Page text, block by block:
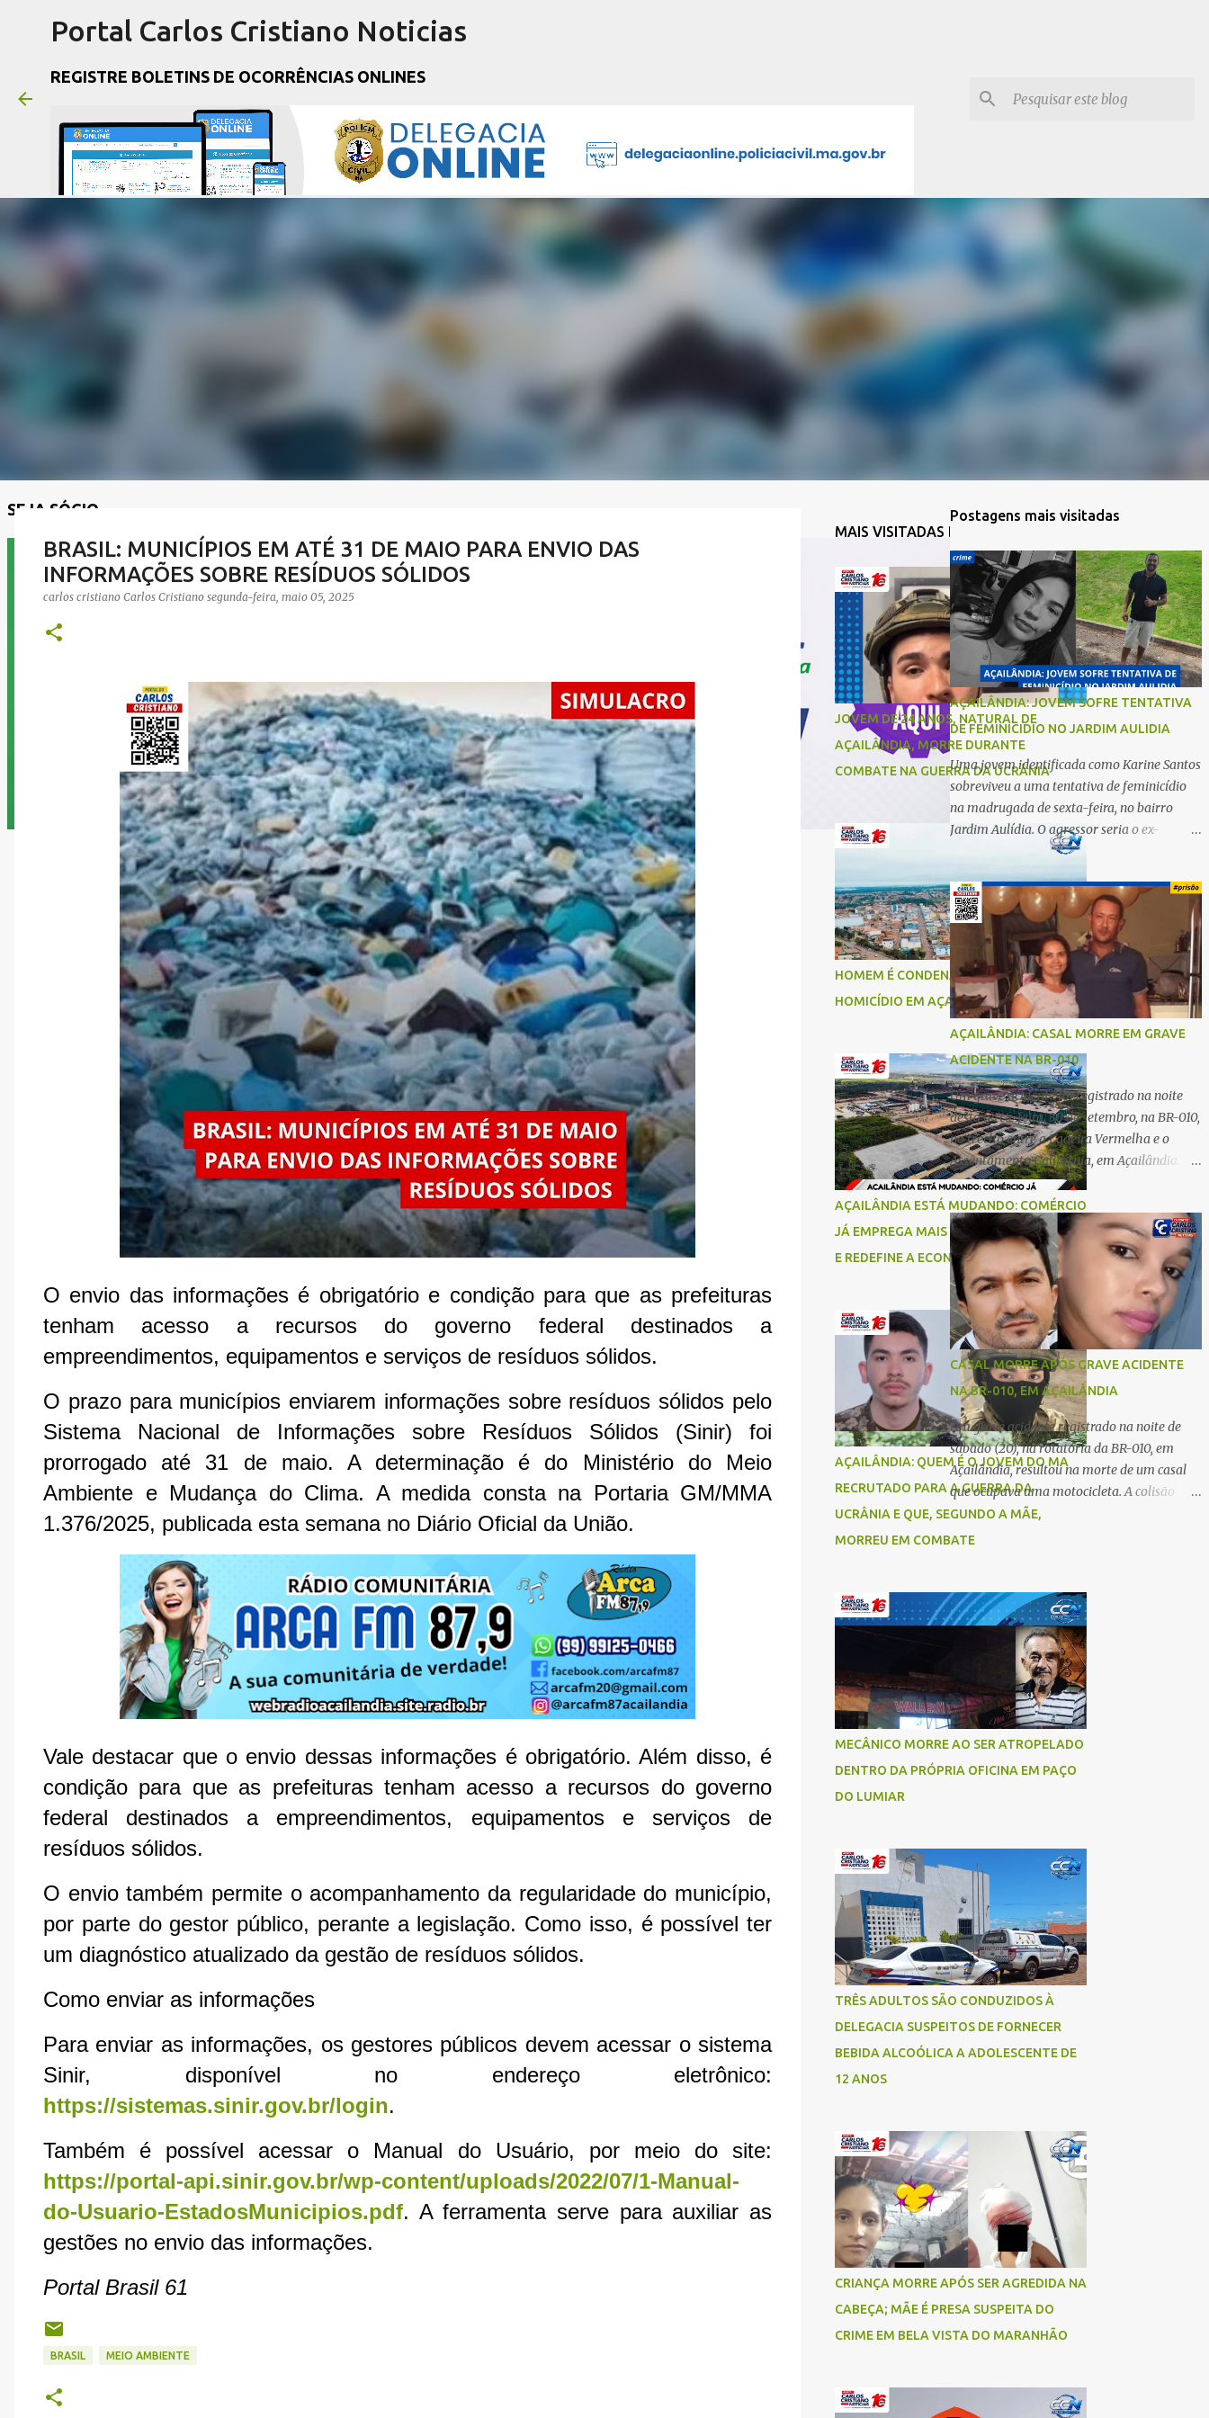
Portal Carlos Cristiano Noticias
REGISTRE BOLETINS DE OCORRÊNCIAS ONLINES
SEJA SÓCIO
BRASIL: MUNICÍPIOS EM ATÉ 31 DE MAIO PARA ENVIO DAS
INFORMAÇÕES SOBRE RESÍDUOS SÓLIDOS
carlos cristiano Carlos Cristiano segunda-feira, maio 05, 2025
O envio das informações é obrigatório e condição para que as prefeituras
tenham acesso a recursos do governo federal destinados a
empreendimentos, equipamentos e serviços de resíduos sólidos.
O prazo para municípios enviarem informações sobre resíduos sólidos pelo
Sistema Nacional de Informações sobre Resíduos Sólidos (Sinir) foi
prorrogado até 31 de maio. A determinação é do Ministério do Meio
Ambiente e Mudança do Clima. A medida consta na Portaria GM/MMA
1.376/2025, publicada esta semana no Diário Oficial da União.
Vale destacar que o envio dessas informações é obrigatório. Além disso, é
condição para que as prefeituras tenham acesso a recursos do governo
federal destinados a empreendimentos, equipamentos e serviços de
resíduos sólidos.
O envio também permite o acompanhamento da regularidade do município,
por parte do gestor público, perante a legislação. Como isso, é possível ter
um diagnóstico atualizado da gestão de resíduos sólidos.
Como enviar as informações
Para enviar as informações, os gestores públicos devem acessar o sistema
Sinir, disponível no endereço eletrônico:
https://sistemas.sinir.gov.br/login.
Também é possível acessar o Manual do Usuário, por meio do site:
https://portal-api.sinir.gov.br/wp-content/uploads/2022/07/1-Manual-
do-Usuario-EstadosMunicipios.pdf. A ferramenta serve para auxiliar as
gestões no envio das informações.
Portal Brasil 61
BRASIL MEIO AMBIENTE
MAIS VISITADAS DA SEMANA
JOVEM DE 24 ANOS, NATURAL DE
AÇAILÂNDIA, MORRE DURANTE
COMBATE NA GUERRA DA UCRÂNIA
HOMEM É CONDENADO A 18 ANOS POR
HOMICÍDIO EM AÇAILÂNDIA
AÇAILÂNDIA ESTÁ MUDANDO: COMÉRCIO
JÁ EMPREGA MAIS DO QUE A INDÚSTRIA
E REDEFINE A ECONOMIA DO MUNICÍPIO
AÇAILÂNDIA: QUEM É O JOVEM DO MA
RECRUTADO PARA A GUERRA DA
UCRÂNIA E QUE, SEGUNDO A MÃE,
MORREU EM COMBATE
MECÂNICO MORRE AO SER ATROPELADO
DENTRO DA PRÓPRIA OFICINA EM PAÇO
DO LUMIAR
TRÊS ADULTOS SÃO CONDUZIDOS À
DELEGACIA SUSPEITOS DE FORNECER
BEBIDA ALCOÓLICA A ADOLESCENTE DE
12 ANOS
CRIANÇA MORRE APÓS SER AGREDIDA NA
CABEÇA; MÃE É PRESA SUSPEITA DO
CRIME EM BELA VISTA DO MARANHÃO
Postagens mais visitadas
AÇAILÂNDIA: JOVEM SOFRE TENTATIVA
DE FEMINICIDIO NO JARDIM AULIDIA
Uma jovem identificada como Karine Santos
sobreviveu a uma tentativa de feminicídio
na madrugada de sexta-feira, no bairro
Jardim Aulídia. O agressor seria o ex-
companheiro, com quem manteve um
relacionamento de quase três anos e com
quem tem uma filha. Segundo Karine,
durante todo o dia anterior, o suspeito
enviou mensagens insistindo para reatar o
relacionamento, mas ela deixou claro que
não queria. Naquela noite, a vítima recebeu
o convite de um amigo para ir a uma festa.
Ao chegar ao local, percebeu que o ex
também estava presente, mas permaneceu
tranquila durante todo o evento. O ataque
aconteceu quando Karine retornava para
casa, por volta das 5h40 da manhã.
“Quando cheguei, ele estava escondido.
Assim que me viu, entrou no carro e
começou a me atacar com uma faca,
atingindo também o rapaz que estava
comigo”, relatou. Após a agressão, Karine
recebeu atendimento médico e passa bem,
estando fora de perigo. A jovem também
registrou boletim de ocorrência contra o ex-
companheiro. Mesm...
AÇAILÂNDIA: CASAL MORRE EM GRAVE
ACIDENTE NA BR-010
Um grave acidente foi registrado na noite
desta terça-feira, 30 de setembro, na BR-010,
no trecho entre a Ladeira Vermelha e o
Assentamento Califórnia, em Açailândia. De
acordo com informações apuradas, as
vítimas eram um casal residente em
Imperatriz. Eles haviam vindo até o bairro
Plano da Serra, em Açailândia, para visitar
familiares e estavam a caminho de casa
quando ocorreu a tragédia. O acidente
envolveu uma motocicleta e um caminhão
caçamba. Com o impacto da colisão, o casal
não resistiu aos ferimentos e veio a óbito
ainda no local. As vítimas foram
identificadas como Carmem Rejane e
Ronaldo de Jesus. Equipes de socorro foram
acionadas, mas nada puderam fazer além
de constatar os óbitos. A Polícia Rodoviária
Federal (PRF) esteve no local para controlar
o tráfego e coletar informações que devem
CASAL MORRE APÓS GRAVE ACIDENTE
NA BR-010, EM AÇAILÂNDIA
Um grave acidente registrado na noite de
sábado (20), na rotatória da BR-010, em
Açailândia, resultou na morte de um casal
que ocupava uma motocicleta. A colisão
envolveu uma moto e um carro. De acordo
com as primeiras informações, o condutor
A passageira da moto chegou a ser
socorrida com vida e encaminhada para
atendimento médico, mas infelizmente não
resistiu aos ferimentos e veio a óbito. Uma
das vítimas foi identificada como Gleiciane,
moradora do bairro Jacu. Até o momento, o
condutor da motocicleta foi identificado
como Julimar Lucena, iria fazer 37 anos no
próximo dia 28 de junho. De acordo com
discussão, o condutor da motocicleta teria
invadido a contramão e colidido
frontalmente com um carro. As
circunstâncias do acidente deverão ser
apuradas pelas autoridades competentes. ...